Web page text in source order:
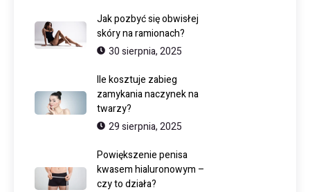
Jak pozbyć się obwisłej
skóry na ramionach?
30 sierpnia, 2025
Ile kosztuje zabieg
zamykania naczynek na
twarzy?
29 sierpnia, 2025
Powiększenie penisa
kwasem hialuronowym –
czy to działa?